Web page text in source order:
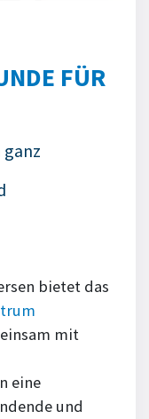
FÜR
ganz
bietet das
mit
eine
und